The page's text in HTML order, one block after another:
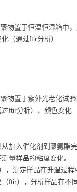
物置于恒温恒湿箱中，
（通过ftir分析）
物置于紫外光老化试验
ftir分析）、颜色变化
加入催化剂到聚氨酯
量样品的粘度变化。
，测定样品在升温过程
ftir），分析样品在不